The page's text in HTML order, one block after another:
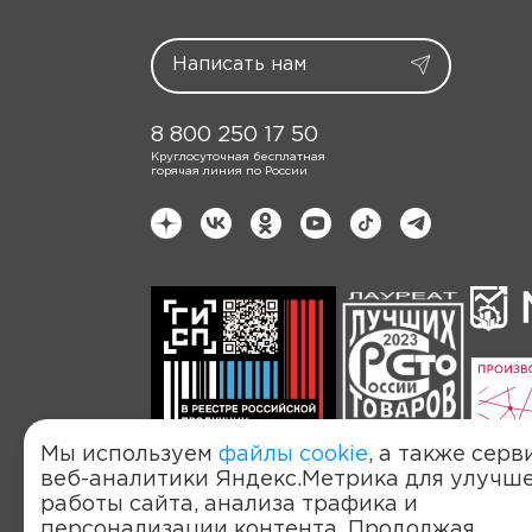
8 800 250 17 50
Круглосуточная бесплатная
горячая линия по России
Политика обработки персональных
Мы используем файлы cookie, а также
веб-аналитики Яндекс.Метрика для
работы сайта, анализа трафика и